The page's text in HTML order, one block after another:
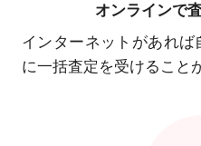
オンラインで
インターネットがあれ
に一括査定を受けること